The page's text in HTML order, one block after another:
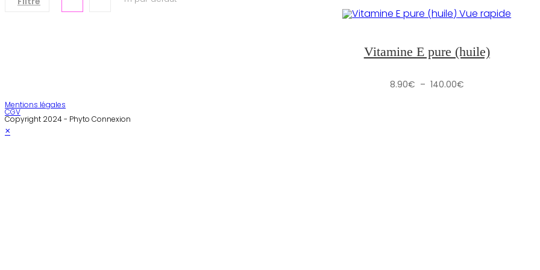
Vue rapide
Vitamine E pure (huile)
8.90€ – 140.00€Plage
Mentions légales
CGV
Copyright 2024 - Phyto Connexion
×